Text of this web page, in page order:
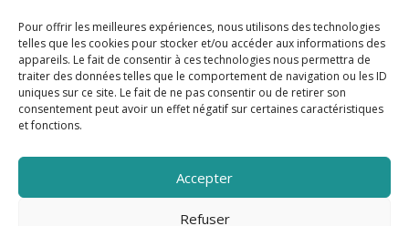
Pour offrir les meilleures expériences, nous utilisons des technologies
telles que les cookies pour stocker et/ou accéder aux informations des
appareils. Le fait de consentir à ces technologies nous permettra de
traiter des données telles que le comportement de navigation ou les ID
uniques sur ce site. Le fait de ne pas consentir ou de retirer son
consentement peut avoir un effet négatif sur certaines caractéristiques
et fonctions.
Accepter
Refuser
FAIRE UN DON